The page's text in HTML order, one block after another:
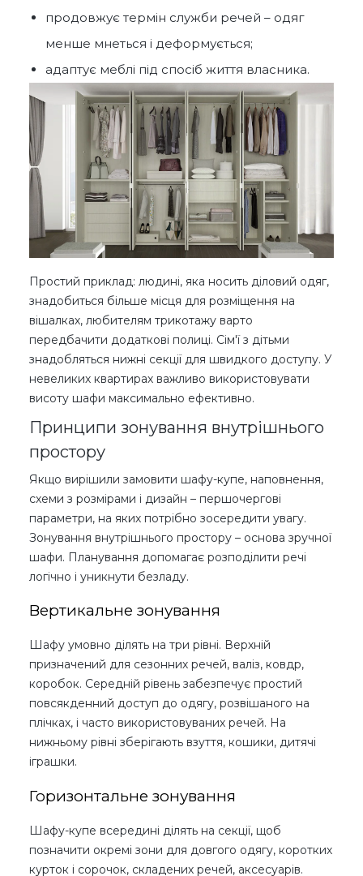
продовжує термін служби речей – одяг
менше мнеться і деформується;
адаптує меблі під спосіб життя власника.
Простий приклад: людині, яка носить діловий одяг,
знадобиться більше місця для розміщення на
вішалках, любителям трикотажу варто
передбачити додаткові полиці. Сім'ї з дітьми
знадобляться нижні секції для швидкого доступу. У
невеликих квартирах важливо використовувати
висоту шафи максимально ефективно.
Принципи зонування внутрішнього
простору
Якщо вирішили замовити шафу-купе, наповнення,
схеми з розмірами і дизайн – першочергові
параметри, на яких потрібно зосередити увагу.
Зонування внутрішнього простору – основа зручної
шафи. Планування допомагає розподілити речі
логічно і уникнути безладу.
Вертикальне зонування
Шафу умовно ділять на три рівні. Верхній
призначений для сезонних речей, валіз, ковдр,
коробок. Середній рівень забезпечує простий
повсякденний доступ до одягу, розвішаного на
плічках, і часто використовуваних речей. На
нижньому рівні зберігають взуття, кошики, дитячі
іграшки.
Горизонтальне зонування
Шафу-купе всередині ділять на секції, щоб
позначити окремі зони для довгого одягу, коротких
курток і сорочок, складених речей, аксесуарів.